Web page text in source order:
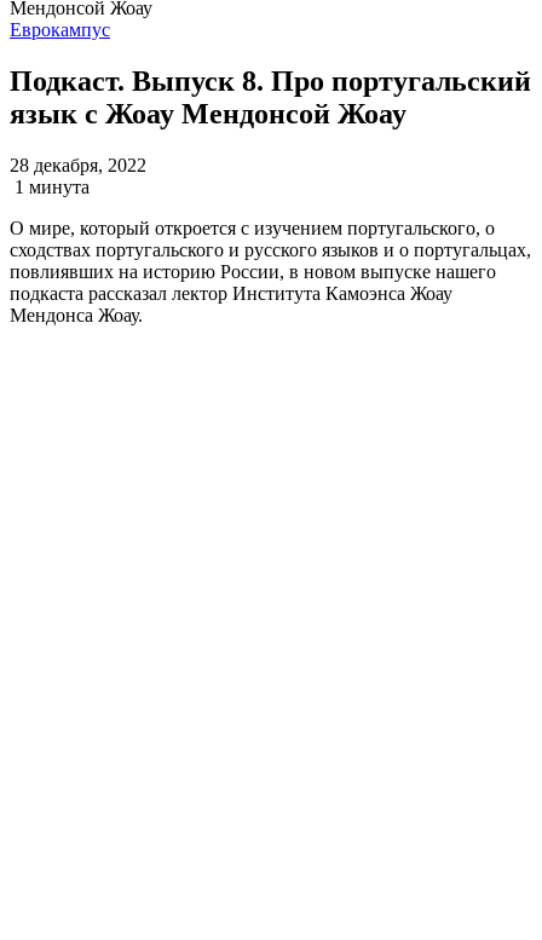
Еврокампус
Подкаст. Выпуск 8. Про португальский
язык с Жоау Мендонсой Жоау
28 декабря, 2022
1 минута
О мире, который откроется с изучением португальского, о
сходствах португальского и русского языков и о португальцах,
повлиявших на историю России, в новом выпуске нашего
подкаста рассказал лектор Института Камоэнса Жоау
Мендонса Жоау.